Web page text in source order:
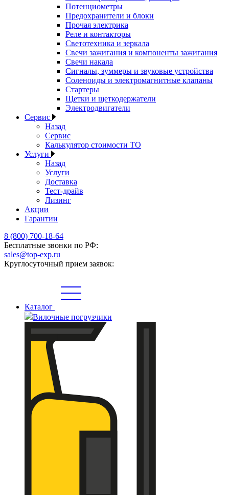
Потенциометры
Предохранители и блоки
Прочая электрика
Реле и контакторы
Светотехника и зеркала
Свечи зажигания и компоненты зажигания
Свечи накала
Сигналы, зуммеры и звуковые устройства
Соленоиды и электромагнитные клапаны
Стартеры
Щетки и щеткодержатели
Электродвигатели
Сервис
Назад
Сервис
Калькулятор стоимости ТО
Услуги
Назад
Услуги
Доставка
Тест-драйв
Лизинг
Акции
Гарантии
8 (800) 700-18-64
Бесплатные звонки по РФ:
sales@top-exp.ru
Круглосуточный прием заявок:
Каталог
Вилочные погрузчики